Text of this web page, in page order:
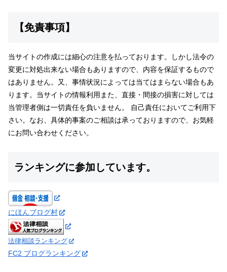
【免責事項】
当サイトの作成には細心の注意を払っております。しかし法令の
変更に対処出来ない場合もありますので、内容を保証するもので
はありません。又、事情状況によっては当てはまらない場合もあ
ります。当サイトの情報利用また、直接・間接の損害に対しては
当管理者側は一切責任を負いません。 自己責任においてご利用下
さい。なお、具体的事案のご相談は承っておりますので、お気軽
にお問い合わせください。
ランキングに参加しています。
にほんブログ村
法律相談ランキング
FC2 ブログランキング